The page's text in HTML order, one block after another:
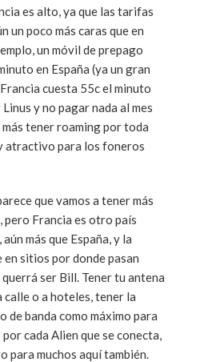
es alto, ya que las tarifas
un poco más caras que en
un móvil de prepago
en España (ya un gran
cuesta 55c el minuto
y no pagar nada al mes
tener roaming por toda
atractivo para los foneros
que vamos a tener más
pero Francia es otro país
más que España, y la
en sitios por donde pasan
ser Bill. Tener tu antena
calle o a hoteles, tener la
de banda como máximo para
cada Alien que se conecta,
para muchos aquí también.